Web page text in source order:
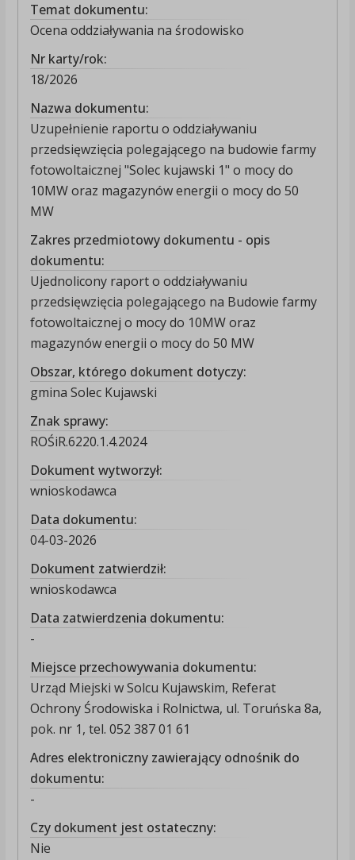
Temat dokumentu:
Ocena oddziaływania na środowisko
Nr karty/rok:
18/2026
Nazwa dokumentu:
Uzupełnienie raportu o oddziaływaniu
przedsięwzięcia polegającego na budowie farmy
fotowoltaicznej "Solec kujawski 1" o mocy do
10MW oraz magazynów energii o mocy do 50
MW
Zakres przedmiotowy dokumentu - opis
dokumentu:
Ujednolicony raport o oddziaływaniu
przedsięwzięcia polegającego na Budowie farmy
fotowoltaicznej o mocy do 10MW oraz
magazynów energii o mocy do 50 MW
Obszar, którego dokument dotyczy:
gmina Solec Kujawski
Znak sprawy:
ROŚiR.6220.1.4.2024
Dokument wytworzył:
wnioskodawca
Data dokumentu:
04-03-2026
Dokument zatwierdził:
wnioskodawca
Data zatwierdzenia dokumentu:
-
Miejsce przechowywania dokumentu:
Urząd Miejski w Solcu Kujawskim, Referat
Ochrony Środowiska i Rolnictwa, ul. Toruńska 8a,
pok. nr 1, tel. 052 387 01 61
Adres elektroniczny zawierający odnośnik do
dokumentu:
-
Czy dokument jest ostateczny:
Nie